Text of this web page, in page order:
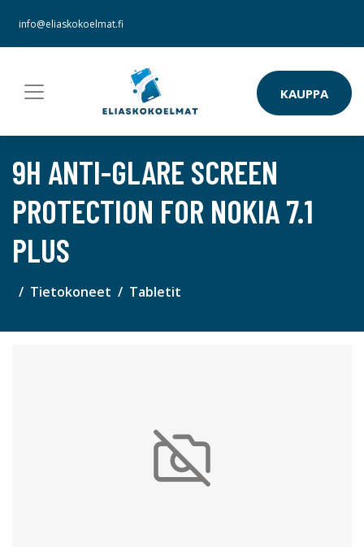
info@eliaskokoelmat.fi
KAUPPA
9H ANTI-GLARE SCREEN
PROTECTION FOR NOKIA 7.1
PLUS
Tietokoneet Tabletit